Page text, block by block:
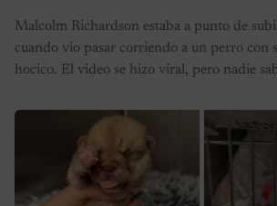
Malcolm Richardson estaba a punto de
cuando vio pasar corriendo a un perro con
hocico. El video se hizo viral, pero nadie